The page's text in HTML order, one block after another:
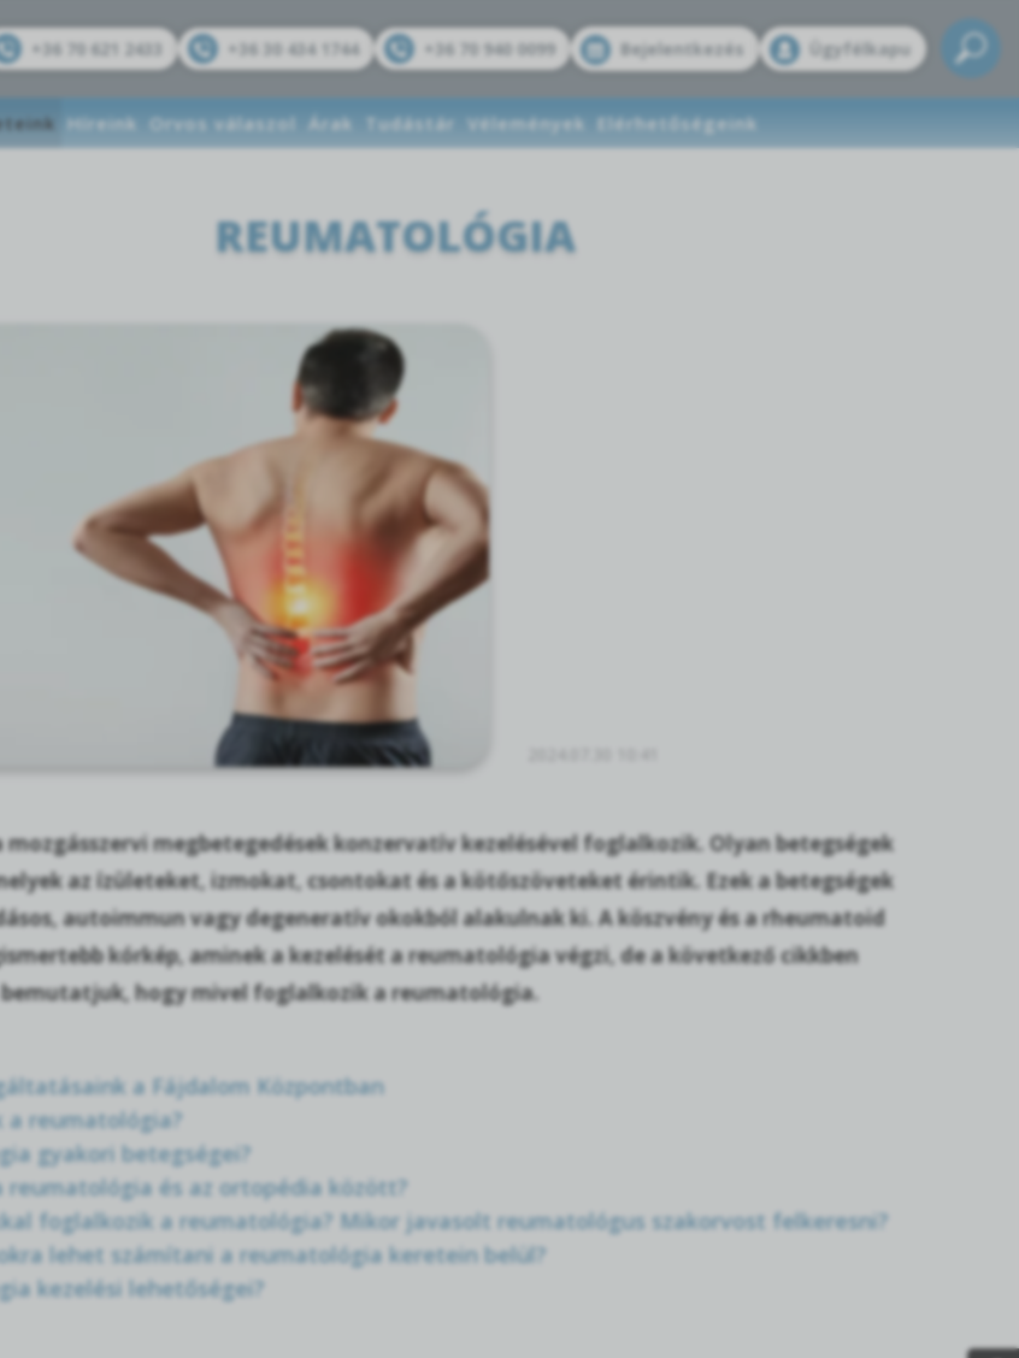
+36 70 621 2433 +36 30 434 1744 +36 70 940 0099 Bejelentkezés Ügyfélkapu
Híreink Orvos válaszol Árak Tudástár Vélemények Elérhetőségeink
REUMATOLÓGIA
megbetegedések konzervatív kezelésével foglalkozik. Olyan betegségek
az ízületeket, izmokat, csontokat és a kötőszöveteket érintik. Ezek a betegségek
autoimmun vagy degeneratív okokból alakulnak ki. A köszvény és a rheumatoid
kórkép, aminek a kezelését a reumatológia végzi, de a következő cikkben
bemutatjuk, hogy mivel foglalkozik a reumatológia.
a Fájdalom Központban
reumatológia?
gyakori betegségei?
reumatológia és az ortopédia között?
foglalkozik a reumatológia? Mikor javasolt reumatológus szakorvost felkeresni?
lehet számítani a reumatológia keretein belül?
kezelési lehetőségei?